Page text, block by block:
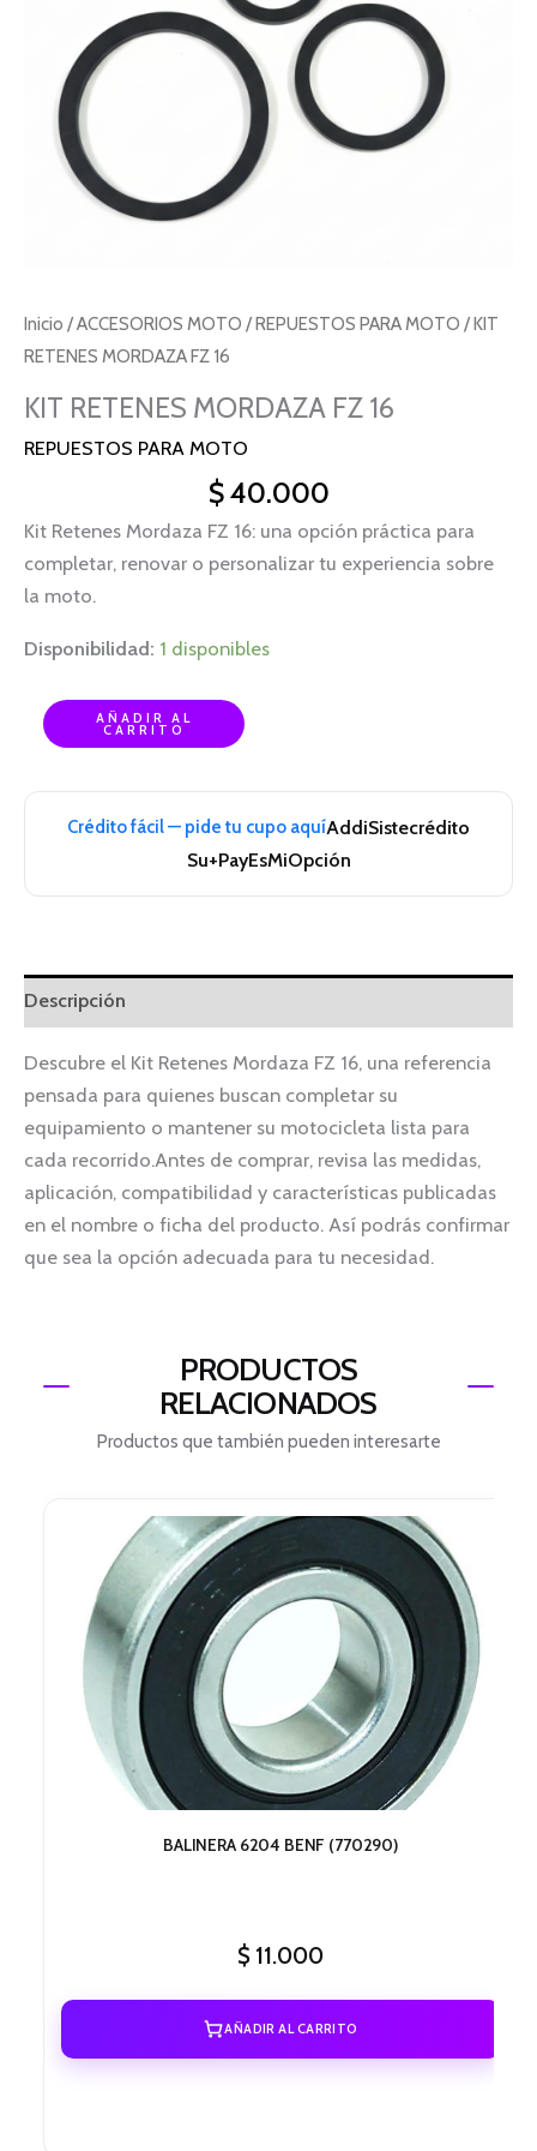
Inicio /ACCESORIOS MOTO /REPUESTOS PARA MOTO / KIT
RETENES MORDAZA FZ 16
KIT RETENES MORDAZA FZ 16
REPUESTOS PARA MOTO
$40.000
Kit Retenes Mordaza FZ 16: una opción práctica para
completar, renovar o personalizar tu experiencia sobre
la moto.
Disponibilidad: 1 disponibles
AÑADIR AL
CARRITO
Crédito fácil — pide tu cupo aquíAddiSistecrédito
Su+PayEsMiOpción
Descripción
Descubre el Kit Retenes Mordaza FZ 16, una referencia
pensada para quienes buscan completar su
equipamiento o mantener su motocicleta lista para
cada recorrido.Antes de comprar, revisa las medidas,
aplicación, compatibilidad y características publicadas
en el nombre o ficha del producto. Así podrás confirmar
que sea la opción adecuada para tu necesidad.
PRODUCTOS
RELACIONADOS
Productos que también pueden interesarte
BALINERA 6204 BENF (770290)
$ 11.000
AÑADIR AL CARRITO